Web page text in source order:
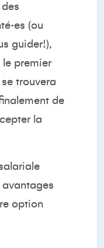
(ou
guider!),
le premier
trouvera
de
la
avantages
option